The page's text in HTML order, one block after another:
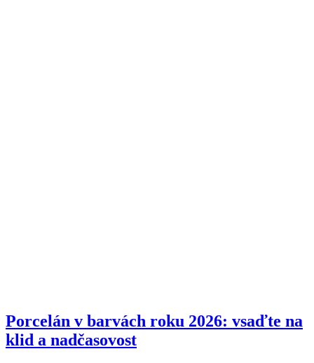
Porcelán v barvách roku 2026: vsaďte na
klid a nadčasovost